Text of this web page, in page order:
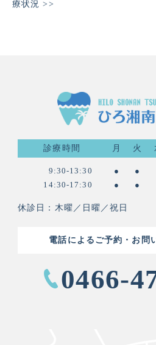
療状況>>
診療時間 月 火
9:30-13:30 ● ●
14:30-17:30
● ●
休診日：木曜／日曜／祝日
電話によるご予約・お問
0466-